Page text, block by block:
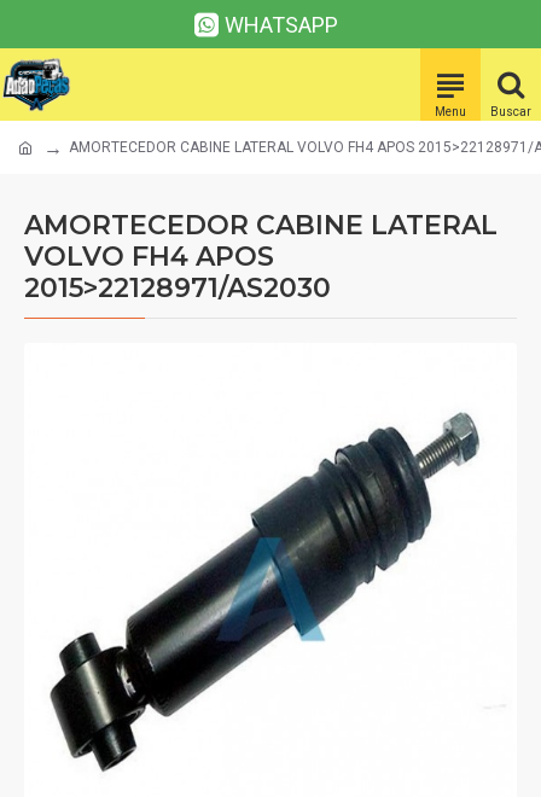
WHATSAPP
AMORTECEDOR CABINE LATERAL VOLVO FH4 APOS 2015>22128971/
AMORTECEDOR CABINE LATERAL
VOLVO FH4 APOS
2015>22128971/AS2030